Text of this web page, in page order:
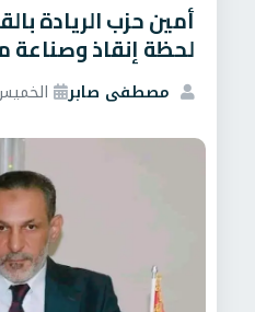
لحظة إنقاذ
مصطفى صابر الخميس، 3 يوليو